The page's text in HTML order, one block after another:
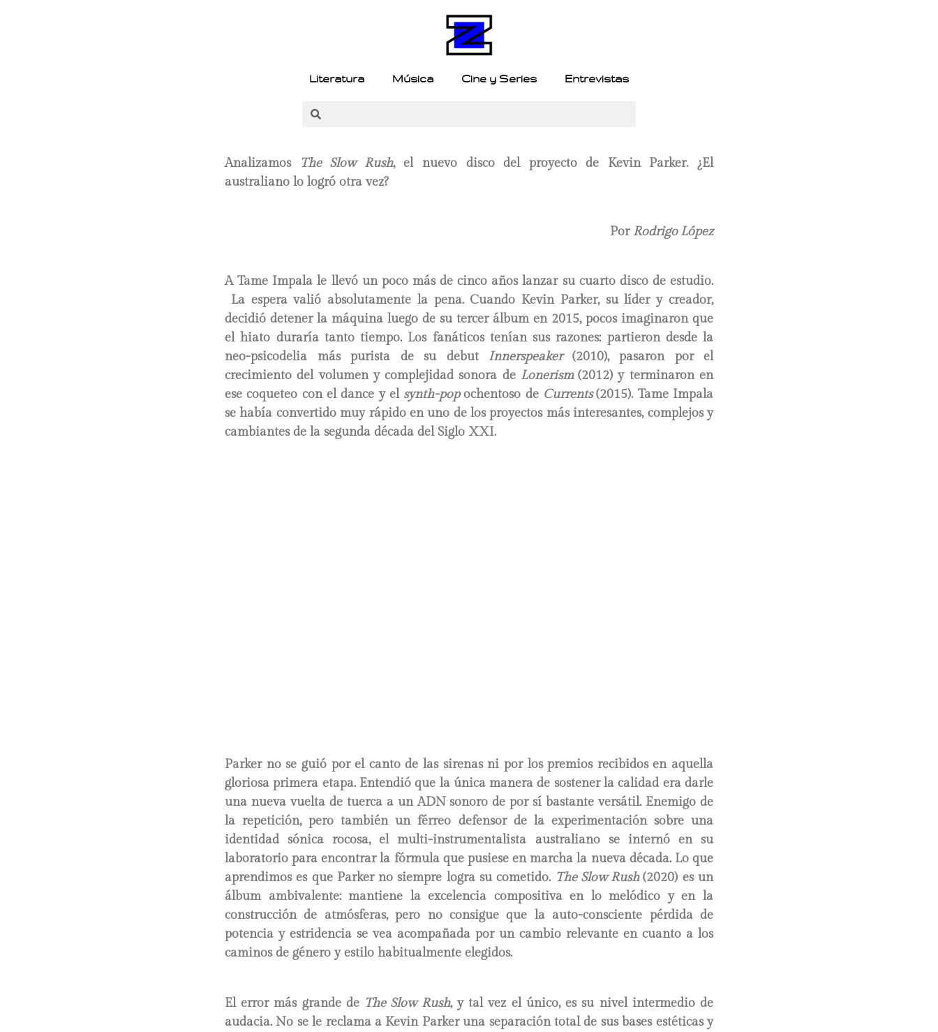
Literatura Música Cine y Series Entrevistas
Analizamos The Slow Rush, el nuevo disco del proyecto de Kevin Parker. ¿El
australiano lo logró otra vez?
Por Rodrigo López
A Tame Impala le llevó un poco más de cinco años lanzar su cuarto disco de estudio.
La espera valió absolutamente la pena. Cuando Kevin Parker, su líder y creador,
decidió detener la máquina luego de su tercer álbum en 2015, pocos imaginaron que
el hiato duraría tanto tiempo. Los fanáticos tenían sus razones: partieron desde la
neo-psicodelia más purista de su debut Innerspeaker (2010), pasaron por el
crecimiento del volumen y complejidad sonora de Lonerism(2012) y terminaron en
ese coqueteo con el dance y el synth-popochentoso de Currents(2015). Tame Impala
se había convertido muy rápido en uno de los proyectos más interesantes, complejos y
cambiantes de la segunda década del Siglo XXI.
Parker no se guió por el canto de las sirenas ni por los premios recibidos en aquella
gloriosa primera etapa. Entendió que la única manera de sostener la calidad era darle
una nueva vuelta de tuerca a un ADN sonoro de por sí bastante versátil. Enemigo de
la repetición, pero también un férreo defensor de la experimentación sobre una
identidad sónica rocosa, el multi-instrumentalista australiano se internó en su
laboratorio para encontrar la fórmula que pusiese en marcha la nueva década. Lo que
aprendimos es que Parker no siempre logra su cometido. The Slow Rush(2020) es un
álbum ambivalente: mantiene la excelencia compositiva en lo melódico y en la
construcción de atmósferas, pero no consigue que la auto-consciente pérdida de
potencia y estridencia se vea acompañada por un cambio relevante en cuanto a los
caminos de género y estilo habitualmente elegidos.
El error más grande de The Slow Rush, y tal vez el único, es su nivel intermedio de
audacia. No se le reclama a Kevin Parker una separación total de sus bases estéticas y